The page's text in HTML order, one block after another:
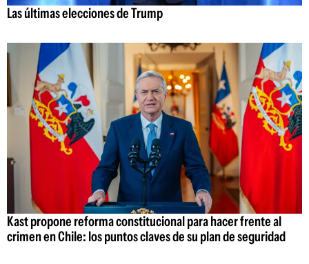
Las últimas elecciones de Trump
Kast propone reforma constitucional para hacer frente al
crimen en Chile: los puntos claves de su plan de seguridad